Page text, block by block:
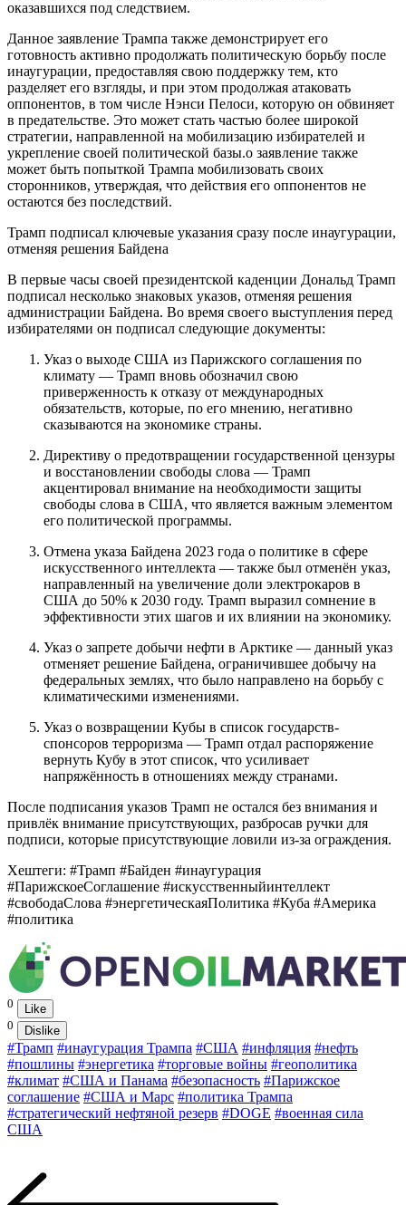
оказавшихся под следствием.
Данное заявление Трампа также демонстрирует его
готовность активно продолжать политическую борьбу после
инаугурации, предоставляя свою поддержку тем, кто
разделяет его взгляды, и при этом продолжая атаковать
оппонентов, в том числе Нэнси Пелоси, которую он обвиняет
в предательстве. Это может стать частью более широкой
стратегии, направленной на мобилизацию избирателей и
укрепление своей политической базы.о заявление также
может быть попыткой Трампа мобилизовать своих
сторонников, утверждая, что действия его оппонентов не
остаются без последствий.
Трамп подписал ключевые указания сразу после инаугурации,
отменяя решения Байдена
В первые часы своей президентской каденции Дональд Трамп
подписал несколько знаковых указов, отменяя решения
администрации Байдена. Во время своего выступления перед
избирателями он подписал следующие документы:
Указ о выходе США из Парижского соглашения по
климату — Трамп вновь обозначил свою
приверженность к отказу от международных
обязательств, которые, по его мнению, негативно
сказываются на экономике страны.
Директиву о предотвращении государственной цензуры
и восстановлении свободы слова — Трамп
акцентировал внимание на необходимости защиты
свободы слова в США, что является важным элементом
его политической программы.
Отмена указа Байдена 2023 года о политике в сфере
искусственного интеллекта — также был отменён указ,
направленный на увеличение доли электрокаров в
США до 50% к 2030 году. Трамп выразил сомнение в
эффективности этих шагов и их влиянии на экономику.
Указ о запрете добычи нефти в Арктике — данный указ
отменяет решение Байдена, ограничившее добычу на
федеральных землях, что было направлено на борьбу с
климатическими изменениями.
Указ о возвращении Кубы в список государств-
спонсоров терроризма — Трамп отдал распоряжение
вернуть Кубу в этот список, что усиливает
напряжённость в отношениях между странами.
После подписания указов Трамп не остался без внимания и
привлёк внимание присутствующих, разбросав ручки для
подписи, которые присутствующие ловили из-за ограждения.
Хештеги: #Трамп #Байден #инаугурация
#ПарижскоеСоглашение #искусственныйинтеллект
#свободаСлова #энергетическаяПолитика #Куба #Америка
#политика
0
Like
0
Dislike
#Трамп #инаугурация Трампа #США #инфляция #нефть
#пошлины #энергетика #торговые войны #геополитика
#климат #США и Панама #безопасность #Парижское
соглашение #США и Марс #политика Трампа
#стратегический нефтяной резерв #DOGE #военная сила
США